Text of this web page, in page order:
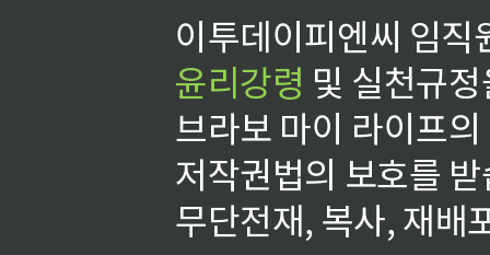
이투데이피엔씨 임
윤리강령 및 실천규
브라보 마이 라이프
저작권법의 보호를
무단전재, 복사, 재배